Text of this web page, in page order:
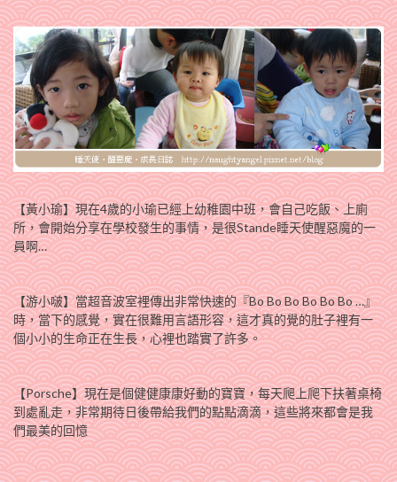
【黃小瑜】現在4歲的小瑜已經上幼稚園中班，會自己吃飯、上廁
所，會開始分享在學校發生的事情，是很Stande睡天使醒惡魔的一
員啊…
【游小啵】當超音波室裡傳出非常快速的『Bo Bo Bo Bo Bo Bo …』
時，當下的感覺，實在很難用言語形容，這才真的覺的肚子裡有一
個小小的生命正在生長，心裡也踏實了許多。
【Porsche】現在是個健健康康好動的寶寶，每天爬上爬下扶著桌椅
到處亂走，非常期待日後帶給我們的點點滴滴，這些將來都會是我
們最美的回憶